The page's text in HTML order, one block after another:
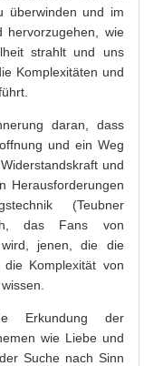
überwinden und im
hervorzugehen, wie
strahlt und uns
Komplexitäten und
daran, dass
und ein Weg
und
Herausforderungen
(Teubner
das Fans von
wird, jenen, die die
die Komplexität von
Erkundung der
wie Liebe und
Suche nach Sinn